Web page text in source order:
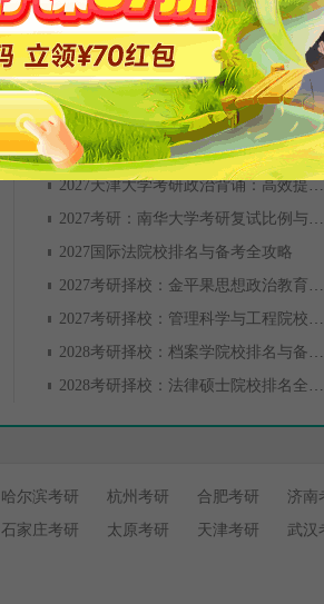
更
2027天津大学考研政治背诵：高效提分与备考规划
2027考研：南华大学考研复试比例与备考
2027国际法院校排名与备考全攻略
2027考研择校：金平果思想政治教育排名与备考全攻略
2027考研择校：管理科学与工程院校排名与备考全攻略
2028考研择校：档案学院校排名与备考全攻略
2028考研择校：法律硕士院校排名全解析
哈尔滨考研 杭州考研 合肥考研
济南
石家庄考研 太原考研 天津考研
武汉